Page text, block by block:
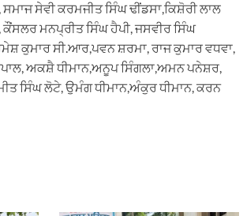
ਸੇਵੀ ਕਰਮਜੀਤ ਸਿੰਘ ਢੀਂਡਸਾ,ਕਿਸ਼ੋਰੀ ਲਾਲ
ਮਨਪ੍ਰੀਤ ਸਿੰਘ ਹੈਪੀ, ਜਸਵੀਰ ਸਿੰਘ
ਕੁਮਾਰ ਸੀ.ਆਰ,ਪਵਨ ਸ਼ਰਮਾ, ਰਾਜ ਕੁਮਾਰ ਵਧਵਾ,
ਰੁਪਾਲ, ਅਕਸ਼ੈ ਧੀਮਾਨ,ਅਨੂਪ ਸਿੰਗਲਾ,ਅਮਨ ਪਨੇਸ਼ਰ,
ਸਿੰਘ ਲੋਟੇ, ਉਮੰਗ ਧੀਮਾਨ,ਅੰਕੁਰ ਧੀਮਾਨ, ਕਰਨ